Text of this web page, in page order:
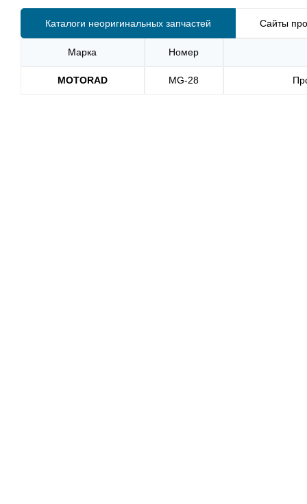
Каталоги неоригинальных запчастей Сайты
Марка Номер
MOTORAD MG-28